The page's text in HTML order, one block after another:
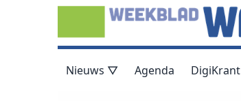
Nieuws ▽ Agenda DigiKrant